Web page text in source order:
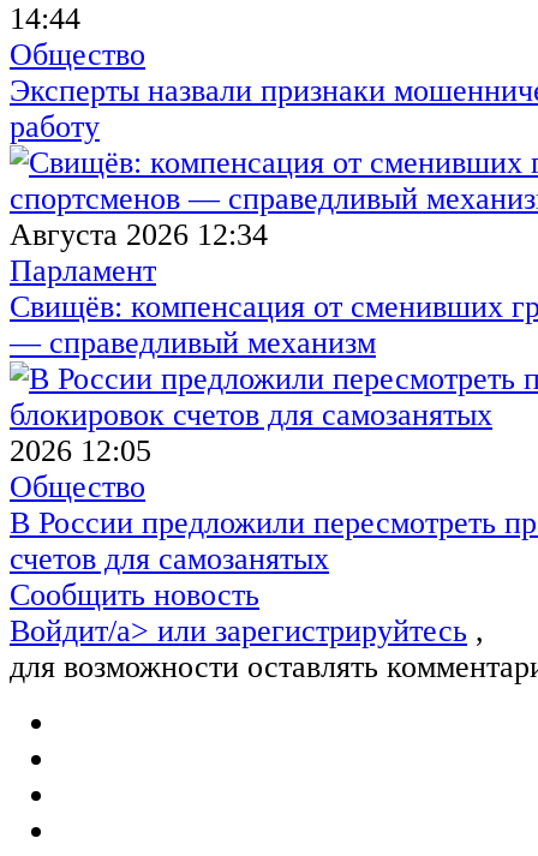
14:44
Общество
Эксперты назвали признаки
работу
Августа 2026 12:34
Парламент
Свищёв: компенсация от сменивших
— справедливый механизм
2026 12:05
Общество
В России предложили пересмотреть
счетов для самозанятых
Сообщить новость
Войдит/a> или зарегистрируйтесь ,
для возможности оставлять